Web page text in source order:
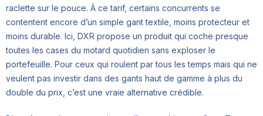
raclette sur le pouce. À ce tarif, certains concurrents se
contentent encore d’un simple gant textile, moins protecteur et
moins durable. Ici, DXR propose un produit qui coche presque
toutes les cases du motard quotidien sans exploser le
portefeuille. Pour ceux qui roulent par tous les temps mais qui ne
veulent pas investir dans des gants haut de gamme à plus du
double du prix, c’est une vraie alternative crédible.